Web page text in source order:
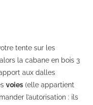
tente sur les
la cabane en bois 3
aux dalles
voies (elle appartient
l’autorisation : ils